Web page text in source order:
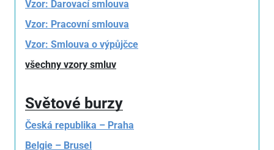
Vzor: Darovací smlouva
Vzor: Pracovní smlouva
Vzor: Smlouva o výpůjčce
všechny vzory smluv
Světové burzy
Česká republika – Praha
Belgie – Brusel